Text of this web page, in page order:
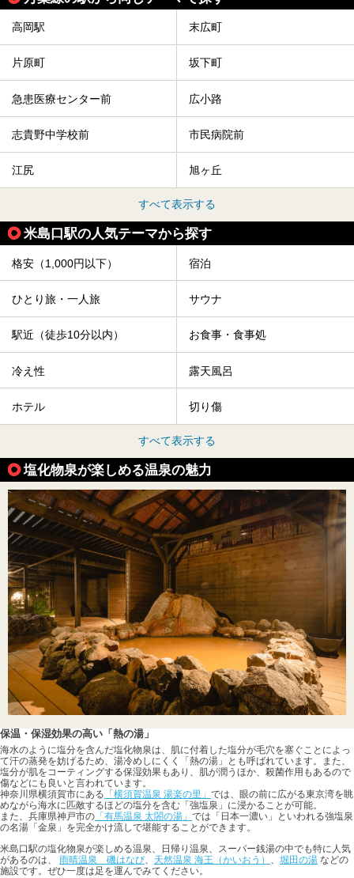
高岡駅 末広町
片原町 坂下町
急患医療センター前 広小路
志貴野中学校前 市民病院前
江尻 旭ヶ丘
すべて表示する
米島口駅の人気テーマから探す
格安（1,000円以下） 宿泊
ひとり旅・一人旅 サウナ
駅近（徒歩10分以内） お食事・食事処
冷え性 露天風呂
ホテル 切り傷
すべて表示する
塩化物泉が楽しめる温泉の魅力
保温・保湿効果の高い「熱の湯」
海水のように塩分を含んだ塩化物泉は、肌に付着した塩分が毛穴を塞ぐことによっ
て汗の蒸発を妨げるため、湯冷めしにくく「熱の湯」とも呼ばれています。また、
塩分が肌をコーティングする保湿効果もあり、肌が潤うほか、殺菌作用もあるので
傷などにも良いと言われています。
神奈川県横須賀市にある 「横須賀温泉 湯楽の里」 では、眼の前に広がる東京湾を眺
めながら海水に匹敵するほどの塩分を含む「強塩泉」に浸かることが可能。
また、兵庫県神戸市の 「有馬温泉 太閤の湯」 では「日本一濃い」といわれる強塩泉
の名湯「金泉」を完全かけ流しで堪能することができます。
米島口駅の塩化物泉が楽しめる温泉、日帰り温泉、スーパー銭湯の中でも特に人気
があるのは、 雨晴温泉 磯はなび、 天然温泉 海王（かいおう） 、 堀田の湯 などの
施設です。ぜひ一度は足を運んでみてください。